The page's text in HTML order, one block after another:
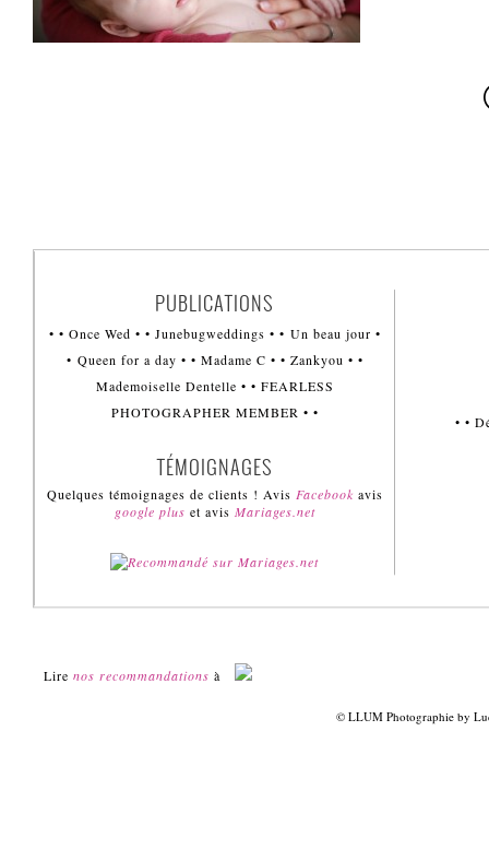
PUBLICATIONS
• • Once Wed • • Junebugweddings • • Un beau jour •
• Queen for a day • • Madame C • • Zankyou • •
Mademoiselle Dentelle • • FEARLESS
PHOTOGRAPHER MEMBER • •
TÉMOIGNAGES
Quelques témoignages de clients ! Avis Facebook avis
google plus et avis Mariages.net
• •
Lire nos recommandations à
© LLUM Photographie by